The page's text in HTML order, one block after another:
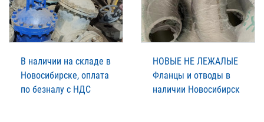
В наличии на складе в
Новосибирске, оплата
по безналу с НДС
НОВЫЕ НЕ ЛЕЖАЛЫЕ
Фланцы и отводы в
наличии Новосибирск